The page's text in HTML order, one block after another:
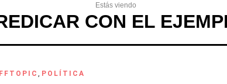
Estás viendo
CON EL
, POLÍTICA